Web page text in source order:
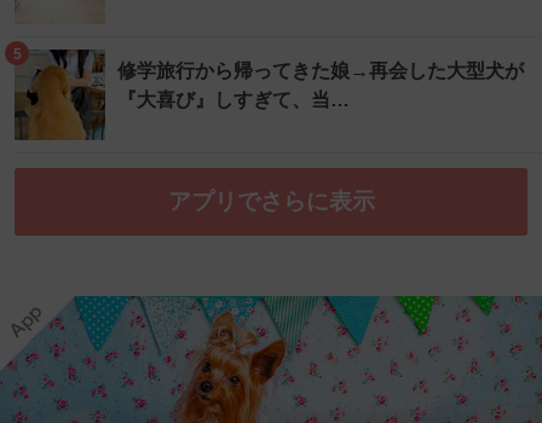
5
修学旅行から帰ってきた娘→再会した大型犬が
『大喜び』しすぎて、当…
アプリでさらに表示